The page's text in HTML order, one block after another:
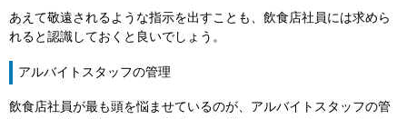
あえて敬遠されるような指示を出すことも、飲食店社員には求めら
れると認識しておくと良いでしょう。
アルバイトスタッフの管理
飲食店社員が最も頭を悩ませているのが、アルバイトスタッフの管